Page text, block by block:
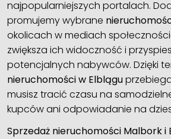
najpopularniejszych portalach.
promujemy wybrane
okolicach w mediach
zwiększa ich widoczność i
potencjalnych nabywców. Dzięki
nieruchomości w Elblągu
musisz tracić czasu na
kupców ani odpowiadanie na
Sprzedaż nieruchomości Malbork i